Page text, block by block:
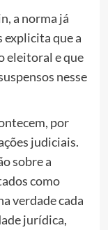
a norma já
explicita que a
eleitoral e que
nesse
por
judiciais.
sobre a
como
verdade cada
jurídica,